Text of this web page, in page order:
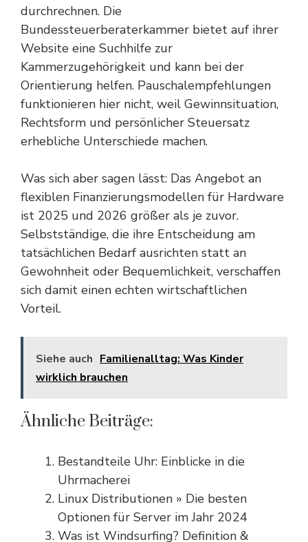
durchrechnen. Die
Bundessteuerberaterkammer bietet auf ihrer
Website eine Suchhilfe zur
Kammerzugehörigkeit und kann bei der
Orientierung helfen. Pauschalempfehlungen
funktionieren hier nicht, weil Gewinnsituation,
Rechtsform und persönlicher Steuersatz
erhebliche Unterschiede machen.
Was sich aber sagen lässt: Das Angebot an
flexiblen Finanzierungsmodellen für Hardware
ist 2025 und 2026 größer als je zuvor.
Selbstständige, die ihre Entscheidung am
tatsächlichen Bedarf ausrichten statt an
Gewohnheit oder Bequemlichkeit, verschaffen
sich damit einen echten wirtschaftlichen
Vorteil.
Siehe auch Familienalltag: Was Kinder
wirklich brauchen
Ähnliche Beiträge:
Bestandteile Uhr: Einblicke in die
Uhrmacherei
Linux Distributionen » Die besten
Optionen für Server im Jahr 2024
Was ist Windsurfing? Definition &